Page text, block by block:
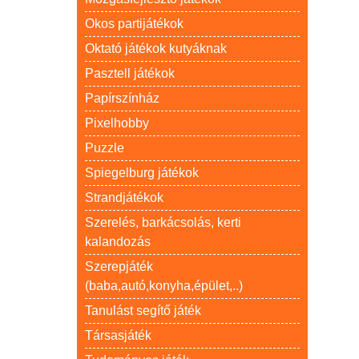
Okos partijátékok
Oktató játékok kutyáknak
Pasztell játékok
Papírszínház
Pixelhobby
Puzzle
Spiegelburg játékok
Strandjátékok
Szerelés, barkácsolás, kerti
kalandozás
Szerepjáték
(baba,autó,konyha,épület,..)
Tanulást segítő játék
Társasjáték